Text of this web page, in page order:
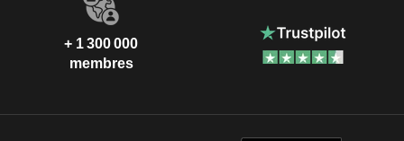
+ 1 300 000
membres